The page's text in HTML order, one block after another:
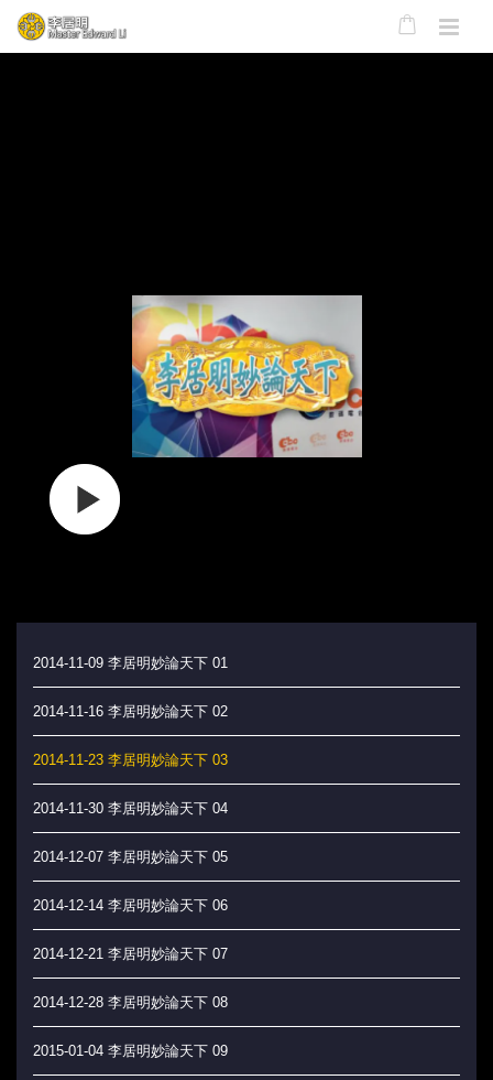
2014-11-09 李居明妙論天下 01
2014-11-16 李居明妙論天下 02
2014-11-23 李居明妙論天下 03
2014-11-30 李居明妙論天下 04
2014-12-07 李居明妙論天下 05
2014-12-14 李居明妙論天下 06
2014-12-21 李居明妙論天下 07
2014-12-28 李居明妙論天下 08
2015-01-04 李居明妙論天下 09